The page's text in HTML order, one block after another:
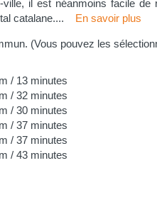
il est néanmoins facile
catalane.... En savoir plus
(Vous pouvez les
/ 13 minutes
/ 32 minutes
/ 30 minutes
/ 37 minutes
/ 37 minutes
/ 43 minutes